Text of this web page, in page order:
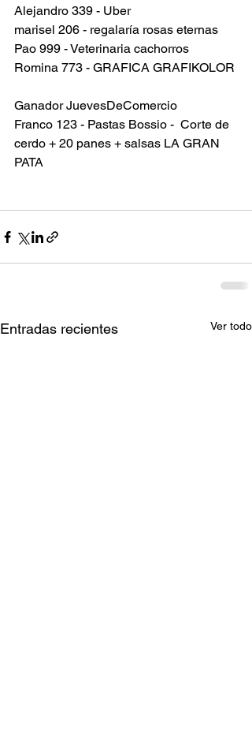
Alejandro 339 - Uber
marisel 206 - regalaría rosas eternas
Pao 999 - Veterinaria cachorros
Romina 773 - GRAFICA GRAFIKOLOR
Ganador JuevesDeComercio
Franco 123 - Pastas Bossio -  Corte de
cerdo + 20 panes + salsas LA GRAN
PATA
Entradas recientes Ver todo